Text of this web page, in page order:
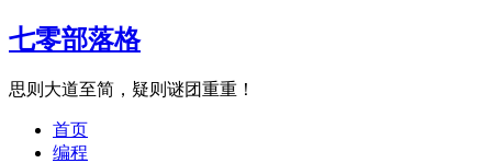
七零部落格
思则大道至简，疑则谜团重重！
首页
编程